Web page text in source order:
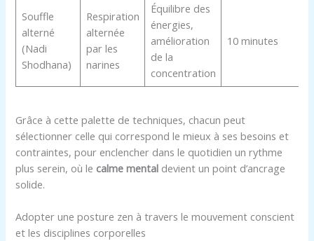
Souffle
alterné
(Nadi
Shodhana)
Respiration
alternée
par les
narines
Équilibre des
énergies,
amélioration
de la
concentration
10 minutes
Grâce à cette palette de techniques, chacun peut
sélectionner celle qui correspond le mieux à ses besoins et
contraintes, pour enclencher dans le quotidien un rythme
plus serein, où le calme mental devient un point d’ancrage
solide.
Adopter une posture zen à travers le mouvement conscient
et les disciplines corporelles